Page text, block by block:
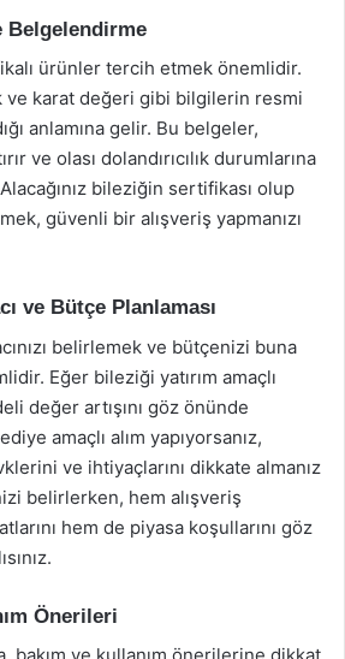
Belgelendirme
ürünler tercih etmek önemlidir.
ve karat değeri gibi bilgilerin resmi
anlamına gelir. Bu belgeler,
ve olası dolandırıcılık durumlarına
bileziğin sertifikası olup
güvenli bir alışveriş yapmanızı
ve Bütçe Planlaması
belirlemek ve bütçenizi buna
Eğer bileziği yatırım amaçlı
değer artışını göz önünde
amaçlı alım yapıyorsanız,
ve ihtiyaçlarını dikkate almanız
belirlerken, hem alışveriş
hem de piyasa koşullarını göz
Önerileri